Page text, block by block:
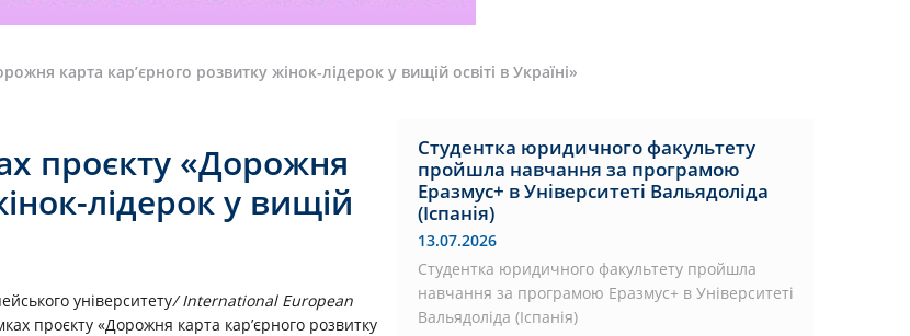
карта кар’єрного розвитку жінок-лідерок у вищій освіті в Україні»
проєкту «Дорожня
лідерок у вищій
університету/ International European
проєкту «Дорожня карта кар’єрного розвитку
Студентка юридичного факультету
пройшла навчання за програмою
Еразмус+ в Університеті Вальядоліда
(Іспанія)
13.07.2026
Студентка юридичного факультету пройшла
навчання за програмою Еразмус+ в Університеті
Вальядоліда (Іспанія)